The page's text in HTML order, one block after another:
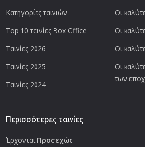
Κατηγορίες ταινιών
Top 10 ταινίες Box Office
Ταινίες 2026
Ταινίες 2025
Ταινίες 2024
Οι
Οι
Οι
Οι
των
Περισσότερες ταινίες
Έρχονται Προσεχώς